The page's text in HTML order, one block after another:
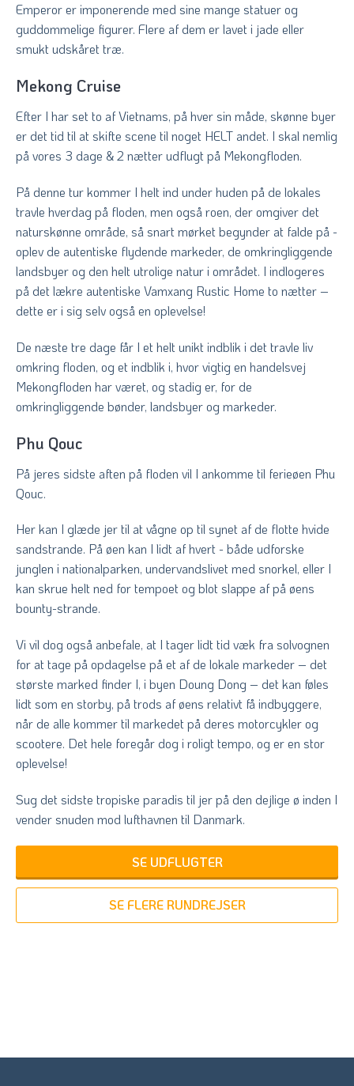
Emperor er imponerende med sine mange statuer og
guddommelige figurer. Flere af dem er lavet i jade eller
smukt udskåret træ.
Mekong Cruise
Efter I har set to af Vietnams, på hver sin måde, skønne byer
er det tid til at skifte scene til noget HELT andet. I skal nemlig
på vores 3 dage & 2 nætter udflugt på Mekongfloden.
På denne tur kommer I helt ind under huden på de lokales
travle hverdag på floden, men også roen, der omgiver det
naturskønne område, så snart mørket begynder at falde på -
oplev de autentiske flydende markeder, de omkringliggende
landsbyer og den helt utrolige natur i området. I indlogeres
på det lækre autentiske Vamxang Rustic Home to nætter –
dette er i sig selv også en oplevelse!
De næste tre dage får I et helt unikt indblik i det travle liv
omkring floden, og et indblik i, hvor vigtig en handelsvej
Mekongfloden har været, og stadig er, for de
omkringliggende bønder, landsbyer og markeder.
Phu Qouc
På jeres sidste aften på floden vil I ankomme til ferieøen Phu
Qouc.
Her kan I glæde jer til at vågne op til synet af de flotte hvide
sandstrande. På øen kan I lidt af hvert - både udforske
junglen i nationalparken, undervandslivet med snorkel, eller I
kan skrue helt ned for tempoet og blot slappe af på øens
bounty-strande.
Vi vil dog også anbefale, at I tager lidt tid væk fra solvognen
for at tage på opdagelse på et af de lokale markeder – det
største marked finder I, i byen Doung Dong – det kan føles
lidt som en storby, på trods af øens relativt få indbyggere,
når de alle kommer til markedet på deres motorcykler og
scootere. Det hele foregår dog i roligt tempo, og er en stor
oplevelse!
Sug det sidste tropiske paradis til jer på den dejlige ø inden I
vender snuden mod lufthavnen til Danmark.
SE UDFLUGTER
SE FLERE RUNDREJSER